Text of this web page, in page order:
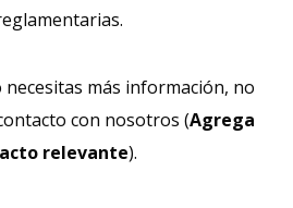
más información, no
con nosotros (Agrega
relevante).